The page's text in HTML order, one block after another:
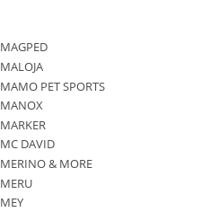
MAGPED
MALOJA
MAMO PET SPORTS
MANOX
MARKER
MC DAVID
MERINO & MORE
MERU
MEY